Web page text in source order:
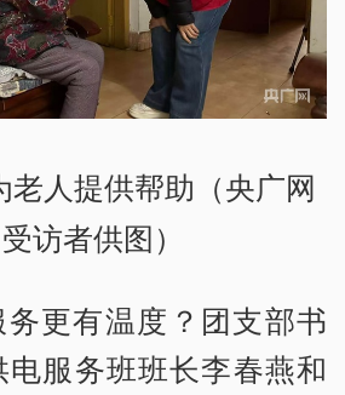
老人提供帮助（央广网
访者供图）
更有温度？团支部书
服务班班长李春燕和